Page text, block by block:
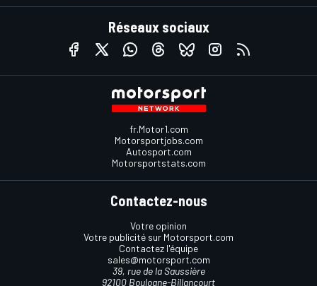
Réseaux sociaux
fr.Motor1.com
Motorsportjobs.com
Autosport.com
Motorsportstats.com
Contactez-nous
Votre opinion
Votre publicité sur Motorsport.com
Contactez l'équipe
sales@motorsport.com
39, rue de la Saussière
92100 Boulogne-Billancourt